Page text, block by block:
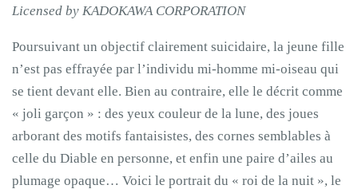
Licensed by KADOKAWA CORPORATION
Poursuivant un objectif clairement suicidaire, la jeune fille
n’est pas effrayée par l’individu mi-homme mi-oiseau qui
se tient devant elle. Bien au contraire, elle le décrit comme
« joli garçon » : des yeux couleur de la lune, des joues
arborant des motifs fantaisistes, des cornes semblables à
celle du Diable en personne, et enfin une paire d’ailes au
plumage opaque… Voici le portrait du « roi de la nuit », le